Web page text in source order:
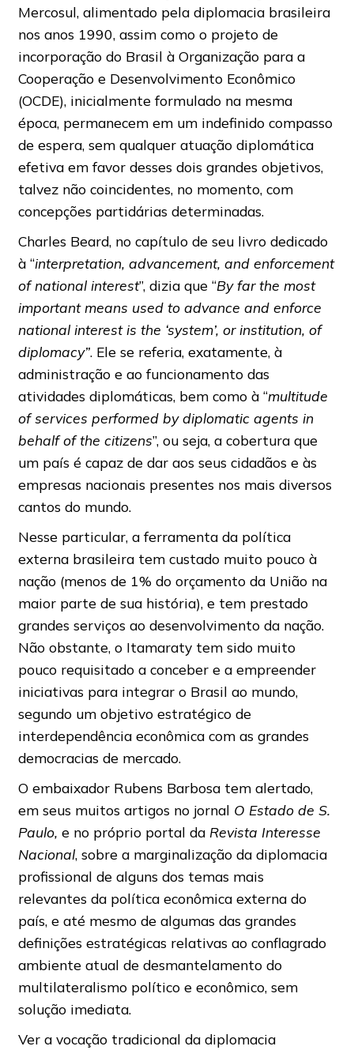
Mercosul, alimentado pela diplomacia brasileira
nos anos 1990, assim como o projeto de
incorporação do Brasil à Organização para a
Cooperação e Desenvolvimento Econômico
(OCDE), inicialmente formulado na mesma
época, permanecem em um indefinido compasso
de espera, sem qualquer atuação diplomática
efetiva em favor desses dois grandes objetivos,
talvez não coincidentes, no momento, com
concepções partidárias determinadas.
Charles Beard, no capítulo de seu livro dedicado
à “interpretation, advancement, and enforcement
of national interest”, dizia que “By far the most
important means used to advance and enforce
national interest is the ‘system’, or institution, of
diplomacy”. Ele se referia, exatamente, à
administração e ao funcionamento das
atividades diplomáticas, bem como à “multitude
of services performed by diplomatic agents in
behalf of the citizens”, ou seja, a cobertura que
um país é capaz de dar aos seus cidadãos e às
empresas nacionais presentes nos mais diversos
cantos do mundo.
Nesse particular, a ferramenta da política
externa brasileira tem custado muito pouco à
nação (menos de 1% do orçamento da União na
maior parte de sua história), e tem prestado
grandes serviços ao desenvolvimento da nação.
Não obstante, o Itamaraty tem sido muito
pouco requisitado a conceber e a empreender
iniciativas para integrar o Brasil ao mundo,
segundo um objetivo estratégico de
interdependência econômica com as grandes
democracias de mercado.
O embaixador Rubens Barbosa tem alertado,
em seus muitos artigos no jornal O Estado de S.
Paulo, e no próprio portal da Revista Interesse
Nacional, sobre a marginalização da diplomacia
profissional de alguns dos temas mais
relevantes da política econômica externa do
país, e até mesmo de algumas das grandes
definições estratégicas relativas ao conflagrado
ambiente atual de desmantelamento do
multilateralismo político e econômico, sem
solução imediata.
Ver a vocação tradicional da diplomacia